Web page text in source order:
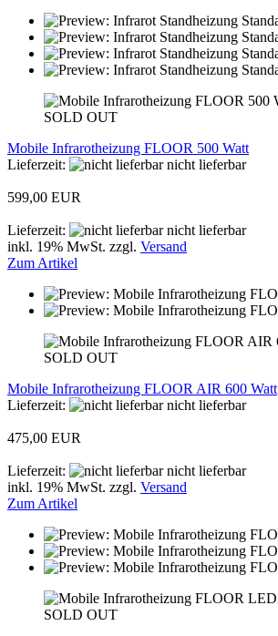
SOLD OUT
Mobile Infrarotheizung FLOOR 500 Watt
Lieferzeit:
nicht lieferbar
599,00 EUR
Lieferzeit:
nicht lieferbar
inkl. 19% MwSt. zzgl. Versand
Zum Artikel
SOLD OUT
Mobile Infrarotheizung FLOOR AIR 600 Watt
Lieferzeit:
nicht lieferbar
475,00 EUR
Lieferzeit:
nicht lieferbar
inkl. 19% MwSt. zzgl. Versand
Zum Artikel
SOLD OUT